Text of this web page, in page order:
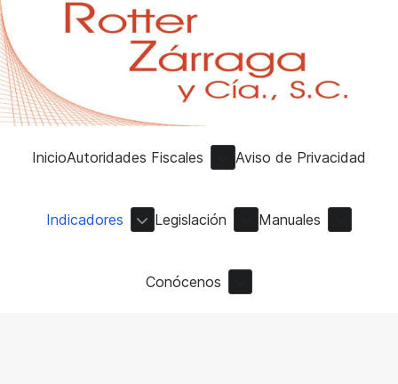
InicioAutoridades Fiscales Aviso de Privacidad
Indicadores Legislación Manuales
Conócenos